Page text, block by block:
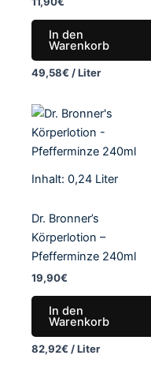
In den
Warenkorb
49,58€ /Liter
Inhalt: 0,24 Liter
Dr. Bronner’s
Körperlotion –
Pfefferminze 240ml
19,90€
In den
Warenkorb
82,92€ /Liter